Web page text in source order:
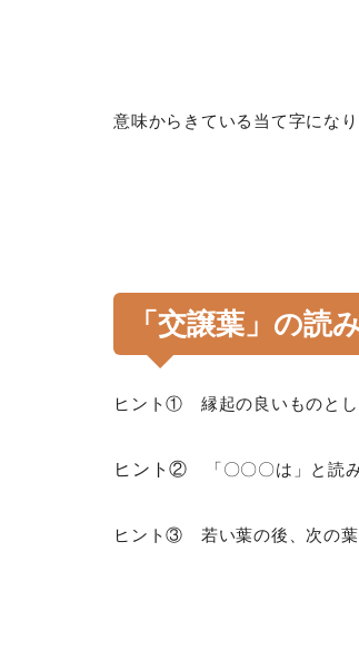
意味からきている当て字にな
「交譲葉」の読
ヒント① 縁起の良いものとし
ヒント② 「〇〇〇は」と読み
ヒント③ 若い葉の後、次の葉